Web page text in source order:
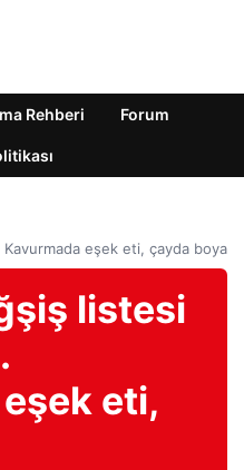
Rehberi Forum
eşek eti, çayda boya
listesi
eti,